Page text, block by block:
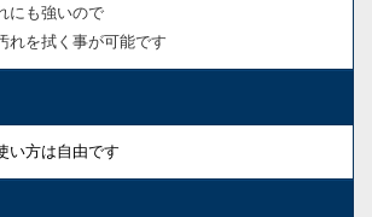
にも強いので
を拭く事が可能です
い方は自由です